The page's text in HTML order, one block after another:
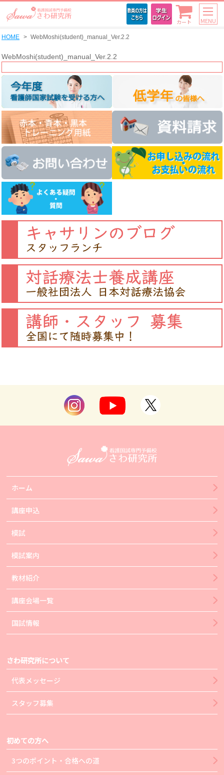
カート MENU
HOME WebMoshi(student)_manual_Ver.2.2
WebMoshi(student)_manual_Ver.2.2
ホーム
講座申込
模試
模試案内
教材紹介
講座会場一覧
国試情報
さわ研究所について
代表メッセージ
スタッフ募集
初めての方へ
3つのポイント・合格への道